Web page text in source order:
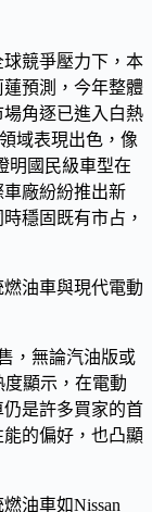
競爭壓力下，本
預測，今年整體
角逐已進入白熱
域表現出色，像
明國民級車型在
廠紛紛推出新
穩固既有市占，
，無論汽油版或
度顯示，在電動
是許多買家的首
的偏好，也凸顯